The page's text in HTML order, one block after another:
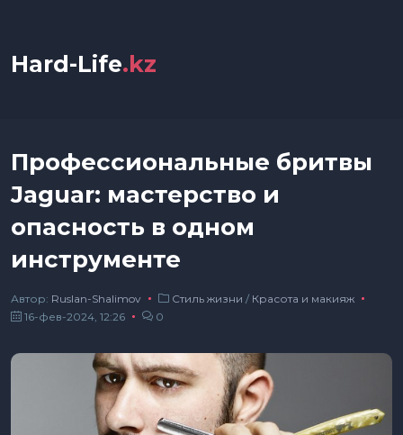
Hard-Life.kz
Профессиональные бритвы
Jaguar: мастерство и
опасность в одном
инструменте
Автор: Ruslan-Shalimov Стиль жизни / Красота и макияж
16-фев-2024, 12:26
0